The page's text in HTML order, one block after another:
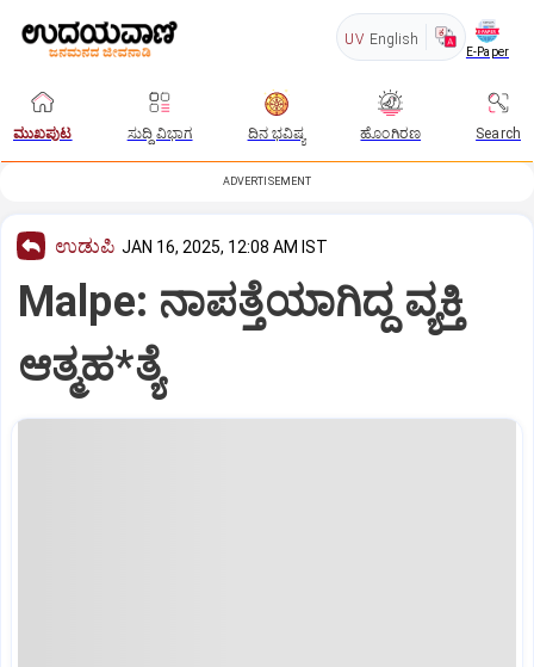
UV English
E-Paper
ಮುಖಪುಟ ಸುದ್ದಿ ವಿಭಾಗ ದಿನ ಭವಿಷ್ಯ ಹೊಂಗಿರಣ Search
ADVERTISEMENT
ಉಡುಪಿ JAN 16, 2025, 12:08 AM IST
Malpe: ನಾಪತ್ತೆಯಾಗಿದ್ದ ವ್ಯಕ್ತಿ
ಆತ್ಮಹ*ತ್ಯೆ